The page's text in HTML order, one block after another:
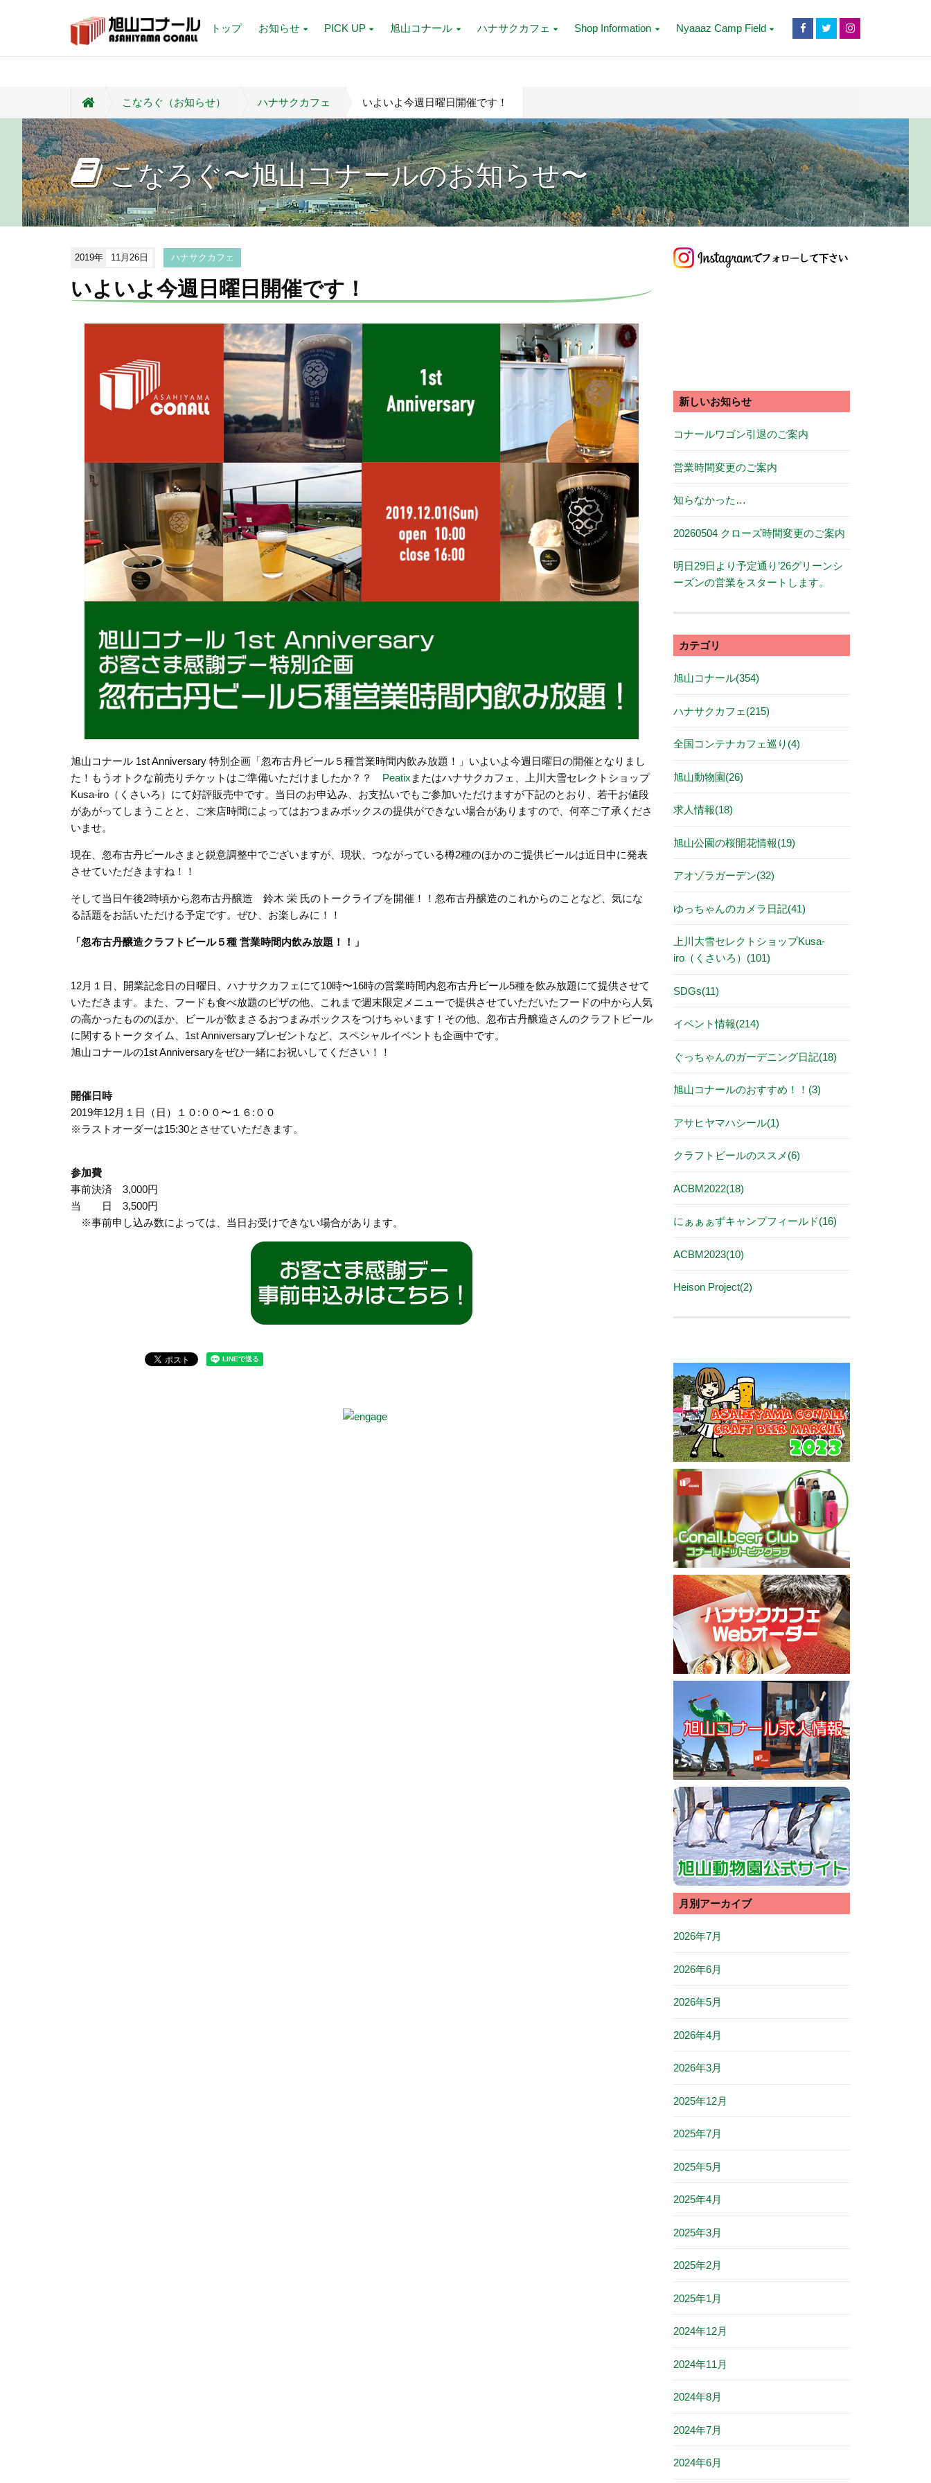
トップ お知らせ PICK UP 旭山コナール ハナサクカフェ Shop Information Nyaaaz Camp Field
こなろぐ（お知らせ） ハナサクカフェ いよいよ今週日曜日開催です！
こなろぐ〜旭山コナールのお知らせ〜
2019年 11月26日 ハナサクカフェ
いよいよ今週日曜日開催です！
旭山コナール 1st Anniversary 特別企画「忽布古丹ビール５種営業時間内飲み放題！」いよいよ今週日曜日の開催となりまし
た！もうオトクな前売りチケットはご準備いただけましたか？？ Peatix またはハナサクカフェ、上川大雪セレクトショップ
Kusa-iro（くさいろ）にて好評販売中です。当日のお申込み、お支払いでもご参加いただけますが下記のとおり、若干お値段
があがってしまうことと、ご来店時間によってはおつまみボックスの提供ができない場合がありますので、何卒ご了承くださ
いませ。
現在、忽布古丹ビールさまと鋭意調整中でございますが、現状、つながっている樽2種のほかのご提供ビールは近日中に発表
させていただきますね！！
そして当日午後2時頃から忽布古丹醸造 鈴木 栄 氏のトークライブを開催！！忽布古丹醸造のこれからのことなど、気にな
る話題をお話いただける予定です。ぜひ、お楽しみに！！
「忽布古丹醸造クラフトビール５種 営業時間内飲み放題！！」
12月１日、開業記念日の日曜日、ハナサクカフェにて10時〜16時の営業時間内忽布古丹ビール5種を飲み放題にて提供させて
いただきます。また、フードも食べ放題のピザの他、これまで週末限定メニューで提供させていただいたフードの中から人気
の高かったもののほか、ビールが飲まさるおつまみボックスをつけちゃいます！その他、忽布古丹醸造さんのクラフトビール
に関するトークタイム、1st Anniversaryプレゼントなど、スペシャルイベントも企画中です。
旭山コナールの1st Anniversaryをぜひ一緒にお祝いしてください！！
開催日時
2019年12月１日（日）１０:００〜１６:００
※ラストオーダーは15:30とさせていただきます。
参加費
事前決済 3,000円
当 日 3,500円
※事前申し込み数によっては、当日お受けできない場合があります。
新しいお知らせ
コナールワゴン引退のご案内
営業時間変更のご案内
知らなかった…
20260504 クローズ時間変更のご案内
明日29日より予定通り’26グリーンシ
ーズンの営業をスタートします。
カテゴリ
旭山コナール(354)
ハナサクカフェ(215)
全国コンテナカフェ巡り(4)
旭山動物園(26)
求人情報(18)
旭山公園の桜開花情報(19)
アオゾラガーデン(32)
ゆっちゃんのカメラ日記(41)
上川大雪セレクトショップKusa-
iro（くさいろ）(101)
SDGs(11)
イベント情報(214)
ぐっちゃんのガーデニング日記(18)
旭山コナールのおすすめ！！(3)
アサヒヤマハシール(1)
クラフトビールのススメ(6)
ACBM2022(18)
にぁぁぁずキャンプフィールド(16)
ACBM2023(10)
Heison Project(2)
月別アーカイブ
2026年7月
2026年6月
2026年5月
2026年4月
2026年3月
2025年12月
2025年7月
2025年5月
2025年4月
2025年3月
2025年2月
2025年1月
2024年12月
2024年11月
2024年8月
2024年7月
2024年6月